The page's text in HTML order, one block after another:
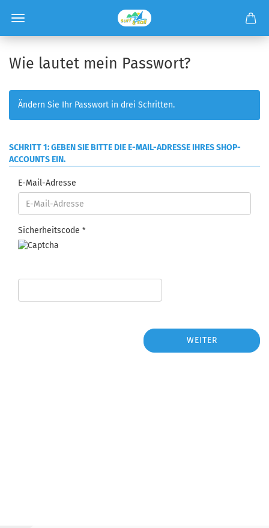
Wie lautet mein Passwort?
Ändern Sie Ihr Passwort in drei Schritten.
SCHRITT 1: GEBEN SIE BITTE DIE E-MAIL-ADRESSE IHRES SHOP-
ACCOUNTS EIN.
E-Mail-Adresse
Sicherheitscode
WEITER